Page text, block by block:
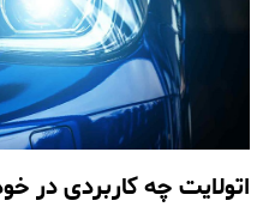
اتولایت چه کاربردی در